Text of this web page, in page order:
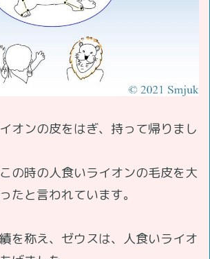
オンの皮をはぎ、持って帰りまし
の時の人食いライオンの毛皮を大
たと言われています。
を称え、ゼウスは、人食いライオ